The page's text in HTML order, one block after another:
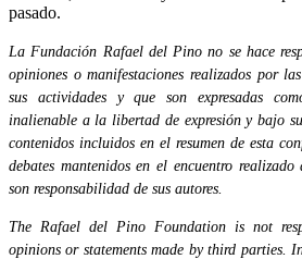
pasado.
La Fundación Rafael del Pino no se hace
opiniones o manifestaciones realizados por
sus actividades y que son expresadas
inalienable a la libertad de expresión y bajo
contenidos incluidos en el resumen de esta
debates mantenidos en el encuentro
son responsabilidad de sus autores.
The Rafael del Pino Foundation is not
opinions or statements made by third parties.